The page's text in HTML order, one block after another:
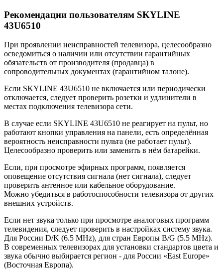
Рекомендации пользователям SKYLINE
43U6510
При проявлении неисправностей телевизора, целесообразно
осведомиться о наличии или отсутствии гарантийных
обязательств от производителя (продавца) в
сопроводительных документах (гарантийном талоне).
Если SKYLINE 43U6510 не включается или периодически
отключается, следует проверить розетки и удлинители в
местах подключения телевизора сети.
В случае если SKYLINE 43U6510 не реагирует на пульт, но
работают кнопки управления на панели, есть определённая
вероятность неисправности пульта (не работает пульт).
Целесообразно проверить или заменить в нём батарейки.
Если, при просмотре эфирных программ, появляется
оповещение отсутствия сигнала (нет сигнала), следует
проверить антенное или кабельное оборудование.
Можно убедиться в работоспособности телевизора от других
внешних устройств.
Если нет звука только при просмотре аналоговых программ
телевидения, следует проверить в настройках систему звука.
Для России D/K (6.5 MHz), для стран Европы B/G (5.5 MHz).
В современных телевизорах для установки стандартов цвета и
звука обычно выбирается регион - для России «East Europe»
(Восточная Европа).